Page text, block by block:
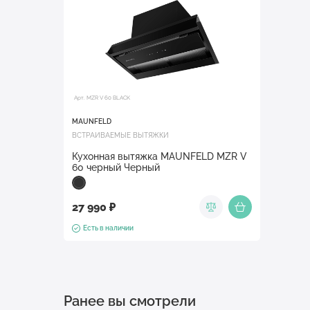
Арт. MZR V 60 BLACK
MAUNFELD
ВСТРАИВАЕМЫЕ ВЫТЯЖКИ
Кухонная вытяжка MAUNFELD MZR V
60 черный Черный
27 990 ₽
Есть в наличии
Ранее вы смотрели